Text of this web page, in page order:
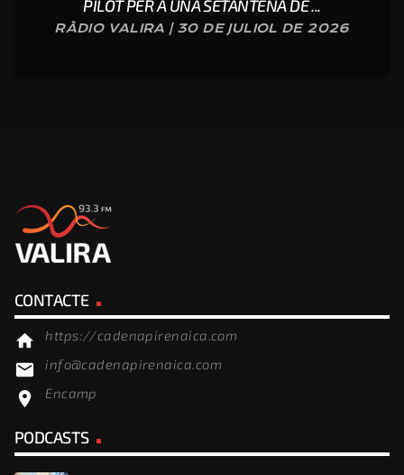
PILOT PER A UNA SETANTENA DE ...
RÀDIO VALIRA | 30 DE JULIOL DE 2026
CONTACTE
home https://cadenapirenaica.com
email info@cadenapirenaica.com
location_on Encamp
PODCASTS